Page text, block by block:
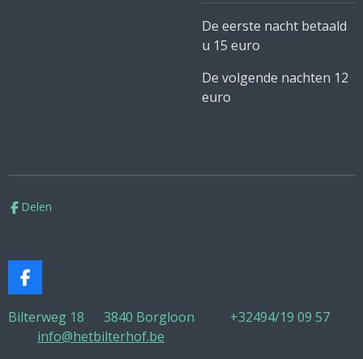
De eerste nacht betaald
u 15 euro
De volgende nachten 12
euro
Delen
F
a
c
Bilterweg 18 3840 Borgloon +32494/19 09 57
info@hetbilterhof.be